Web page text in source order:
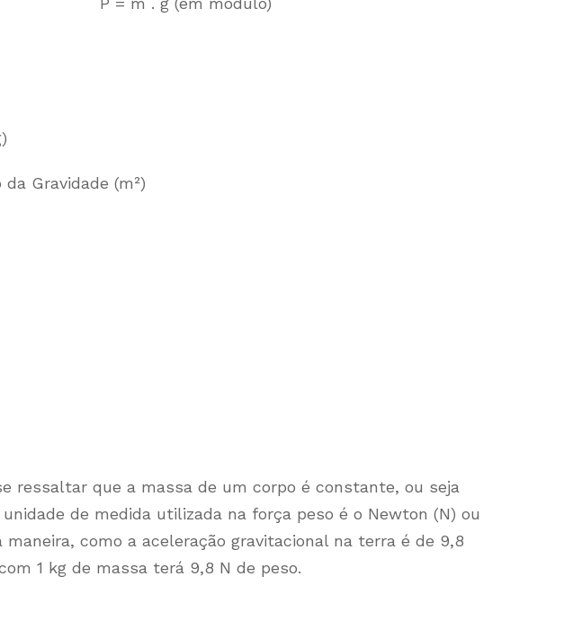
Gravidade (m²)
ressaltar que a massa de um corpo é constante, ou seja
unidade de medida utilizada na força peso é o Newton (N) ou
maneira, como a aceleração gravitacional na terra é de 9,8
1 kg de massa terá 9,8 N de peso.